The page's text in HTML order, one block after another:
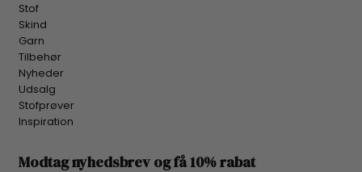
Stof
Skind
Garn
Tilbehør
Nyheder
Udsalg
Stofprøver
Inspiration
Modtag nyhedsbrev og få 10% rabat